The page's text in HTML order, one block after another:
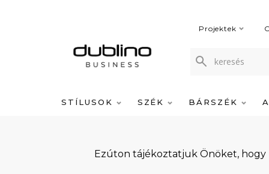
Projektek
STÍLUSOK SZÉK BÁRSZÉK
Ezúton tájékoztatjuk Önöket, hogy